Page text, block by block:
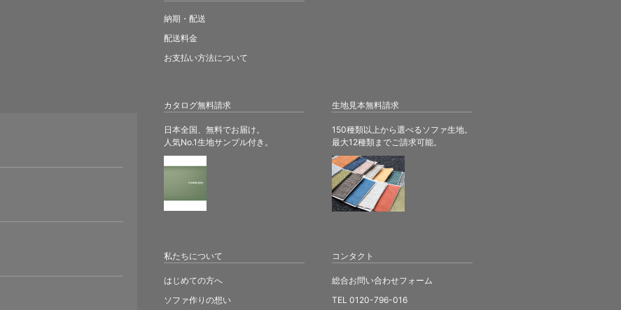
カタログ無料請求
日本全国、無料でお届け。
人気No.1生地サンプル付き。
生地見本無料請求
150種類以上から選べるソファ生地。
最大12種類までご請求可能。
納期・配送
配送料金
お支払い方法について
私たちについて
はじめての方へ
ソファ作りの想い
コンタクト
総合お問い合わせフォーム
TEL 0120-796-016